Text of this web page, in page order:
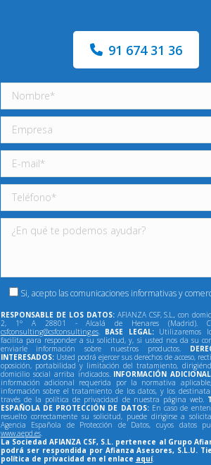
91 674 31 36
Si, acepto las comunicaciones informativas y
RESPONSABLE DE LOS DATOS:AFIANZA CSF, S.L., con
2, 1º A 28801 - Alcalá de Henares (Madrid).
csfconsulting@csfconsulting.es. BASE LEGAL:Utilizaremos
facilita para responder a su solicitud, y, si usted nos da su
enviarle información sobre nuestros productos.
INTERESADOS:Usted podrá ejercer sus derechos de acceso,
oposición, portabilidad y limitación del tratamiento,
domicilio social arriba indicados. INFORMACIÓN
información adicional requerida por la normativa
información sobre el tratamiento de los datos, y los
través de la política de privacidad de nuestra página web.
ESPAÑOLA DE PROTECCIÓN DE DATOS:En caso de
resuelto correctamente su solicitud, puede dirigirse a
Agencia Española de Protección de Datos, cuyos datos
www.aepd.es.
La Sociedad AFIANZA CSF, S.L. pertenece al Grupo
podrá ser respondida por Afianza Asesores, S.L.U.
política de privacidad en el enlace aquí.